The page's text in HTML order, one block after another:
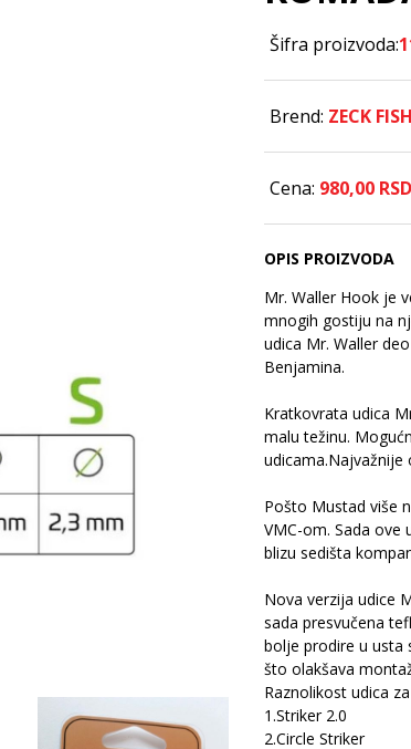
Šifra proizvoda:
Brend: ZECK
Cena: 980,00 RSD
OPIS PROIZVODA
Mr. Waller Hook je
mnogih gostiju na
udica Mr. Waller
Benjamina.
Kratkovrata udica
malu težinu.
udicama.Najvažnije
Pošto Mustad više
VMC-om. Sada ove
blizu sedišta
Nova verzija udice
sada presvučena
bolje prodire u
što olakšava
Raznolikost udica
1.Striker 2.0
2.Circle Striker